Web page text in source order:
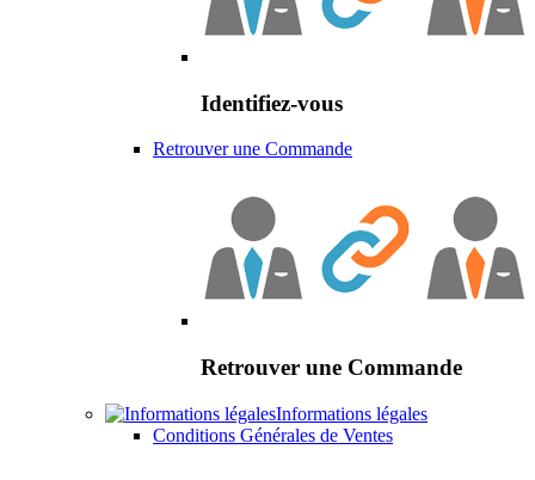
Identifiez-vous
Retrouver une Commande
Retrouver une Commande
Informations légales
Conditions Générales de Ventes